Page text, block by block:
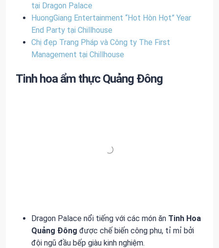
tại Dragon Palace
HuongGiang Entertainment “Hot Hòn Họt” Year
End Party tại Chillhouse
Chị đẹp Trang Pháp và Công ty The First
Management tại Chillhouse
Tinh hoa ẩm thực Quảng Đông
Dragon Palace nổi tiếng với các món ăn Tinh Hoa
Quảng Đông được chế biến công phu, tỉ mỉ bởi
đội ngũ đầu bếp giàu kinh nghiệm.